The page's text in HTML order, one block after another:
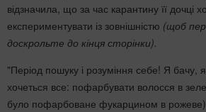
відзначила, що за час карантину її дочці
експериментувати із зовнішністю (щоб
доскрольте до кінця сторінки).
"Період пошуку і розуміння себе! Я бачу,
хочеться все: пофарбувати волосся в
було пофарбоване фукарцином в